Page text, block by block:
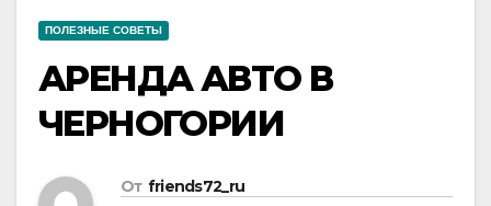
ПОЛЕЗНЫЕ СОВЕТЫ
АРЕНДА АВТО В
ЧЕРНОГОРИИ
От friends72_ru